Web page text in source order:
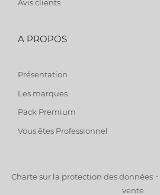
Avis clients
A PROPOS
Présentation
Les marques
Pack Premium
Vous êtes Professionnel
Charte sur la protection des données-
vente